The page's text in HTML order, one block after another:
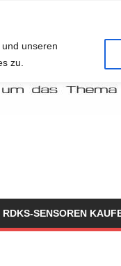
unseren
zu.
RDKS-SENSOREN